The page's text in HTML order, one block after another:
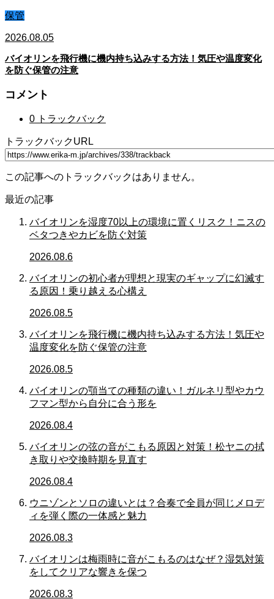
保管
2026.08.05
バイオリンを飛行機に機内持ち込みする方法！気圧や温度変化
を防ぐ保管の注意
コメント
0 トラックバック
トラックバックURL
この記事へのトラックバックはありません。
最近の記事
バイオリンを湿度70以上の環境に置くリスク！ニスの
ベタつきやカビを防ぐ対策
2026.08.6
バイオリンの初心者が理想と現実のギャップに幻滅す
る原因！乗り越える心構え
2026.08.5
バイオリンを飛行機に機内持ち込みする方法！気圧や
温度変化を防ぐ保管の注意
2026.08.5
バイオリンの顎当ての種類の違い！ガルネリ型やカウ
フマン型から自分に合う形を
2026.08.4
バイオリンの弦の音がこもる原因と対策！松ヤニの拭
き取りや交換時期を見直す
2026.08.4
ウニゾンとソロの違いとは？合奏で全員が同じメロデ
ィを弾く際の一体感と魅力
2026.08.3
バイオリンは梅雨時に音がこもるのはなぜ？湿気対策
をしてクリアな響きを保つ
2026.08.3